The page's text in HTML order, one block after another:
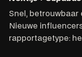
Snel, betrouwbaar
Nieuwe
rapportagetype: